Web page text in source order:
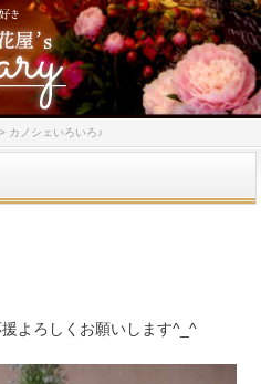
> カノシェいろいろ♪
よろしくお願いします^_^